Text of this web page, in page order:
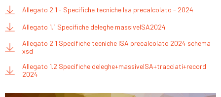
Allegato 2.1 - Specifiche tecniche Isa precalcolato - 2024
Allegato 1.1 Specifiche deleghe massiveISA2024
Allegato 2.1 Specifiche tecniche ISA precalcolato 2024 schema
xsd
Allegato 1.2 Specifiche deleghe+massiveISA+tracciati+record
2024